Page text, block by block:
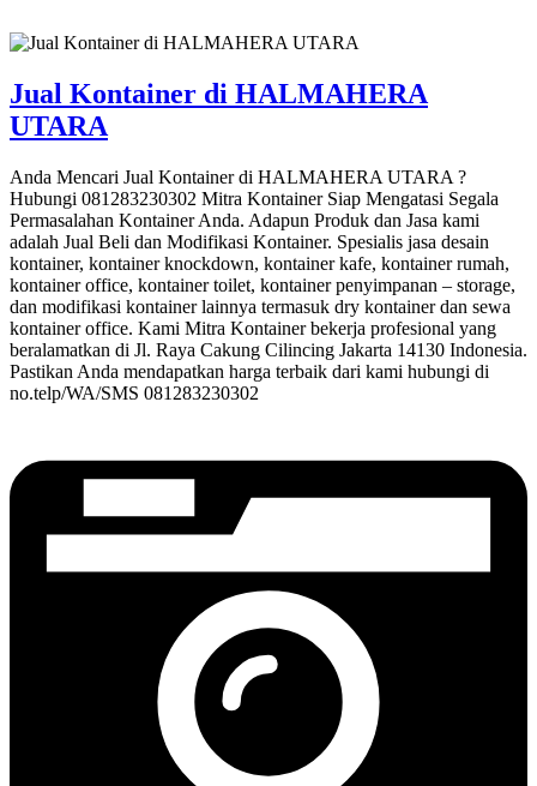
Jual Kontainer di HALMAHERA
UTARA
Anda Mencari Jual Kontainer di HALMAHERA UTARA ?
Hubungi 081283230302 Mitra Kontainer Siap Mengatasi Segala
Permasalahan Kontainer Anda. Adapun Produk dan Jasa kami
adalah Jual Beli dan Modifikasi Kontainer. Spesialis jasa desain
kontainer, kontainer knockdown, kontainer kafe, kontainer rumah,
kontainer office, kontainer toilet, kontainer penyimpanan – storage,
dan modifikasi kontainer lainnya termasuk dry kontainer dan sewa
kontainer office. Kami Mitra Kontainer bekerja profesional yang
beralamatkan di Jl. Raya Cakung Cilincing Jakarta 14130 Indonesia.
Pastikan Anda mendapatkan harga terbaik dari kami hubungi di
no.telp/WA/SMS 081283230302